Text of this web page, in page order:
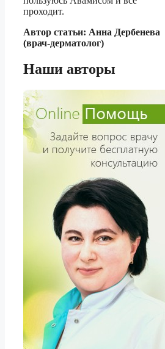
проходит.
Автор статьи: Анна Дербенева
(врач-дерматолог)
Наши авторы